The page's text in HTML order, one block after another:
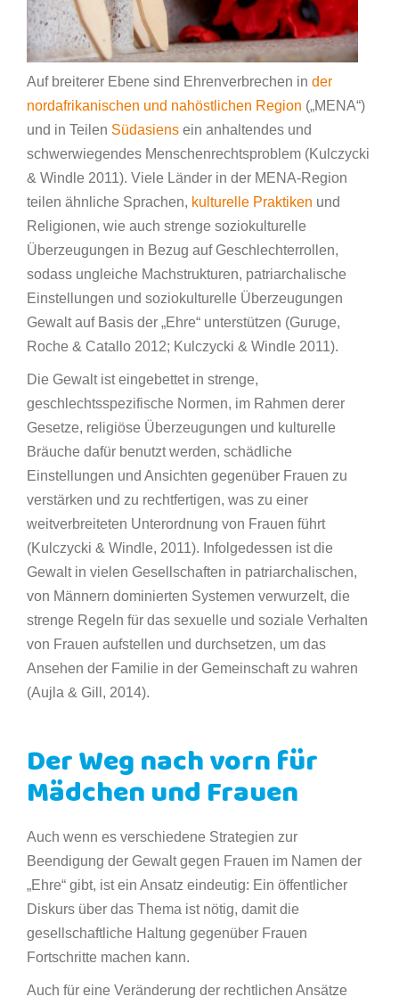
Auf breiterer Ebene sind Ehrenverbrechen in der
nordafrikanischen und nahöstlichen Region („MENA“)
und in Teilen Südasiens ein anhaltendes und
schwerwiegendes Menschenrechtsproblem (Kulczycki
& Windle 2011). Viele Länder in der MENA-Region
teilen ähnliche Sprachen, kulturelle Praktiken und
Religionen, wie auch strenge soziokulturelle
Überzeugungen in Bezug auf Geschlechterrollen,
sodass ungleiche Machstrukturen, patriarchalische
Einstellungen und soziokulturelle Überzeugungen
Gewalt auf Basis der „Ehre“ unterstützen (Guruge,
Roche & Catallo 2012; Kulczycki & Windle 2011).
Die Gewalt ist eingebettet in strenge,
geschlechtsspezifische Normen, im Rahmen derer
Gesetze, religiöse Überzeugungen und kulturelle
Bräuche dafür benutzt werden, schädliche
Einstellungen und Ansichten gegenüber Frauen zu
verstärken und zu rechtfertigen, was zu einer
weitverbreiteten Unterordnung von Frauen führt
(Kulczycki & Windle, 2011). Infolgedessen ist die
Gewalt in vielen Gesellschaften in patriarchalischen,
von Männern dominierten Systemen verwurzelt, die
strenge Regeln für das sexuelle und soziale Verhalten
von Frauen aufstellen und durchsetzen, um das
Ansehen der Familie in der Gemeinschaft zu wahren
(Aujla & Gill, 2014).
Der Weg nach vorn für
Mädchen und Frauen
Auch wenn es verschiedene Strategien zur
Beendigung der Gewalt gegen Frauen im Namen der
„Ehre“ gibt, ist ein Ansatz eindeutig: Ein öffentlicher
Diskurs über das Thema ist nötig, damit die
gesellschaftliche Haltung gegenüber Frauen
Fortschritte machen kann.
Auch für eine Veränderung der rechtlichen Ansätze